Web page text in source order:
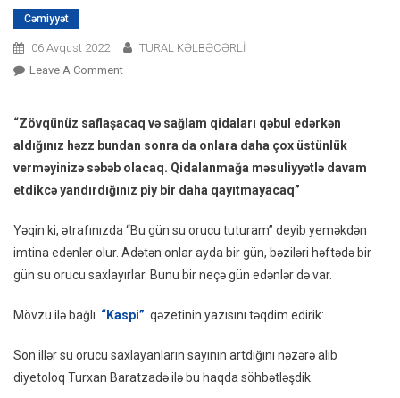
Cəmiyyət
06 Avqust 2022
TURAL KƏLBƏCƏRLİ
Leave A CommentOn
Arıqlamaq
Istəyənlər
Üçün
Mükəmməl
–
Diyetoloqla
MÜSAHİBƏ
FOTO
“Zövqünüz saflaşacaq və sağlam qidaları qəbul edərkən
aldığınız həzz bundan sonra da onlara daha çox üstünlük
verməyinizə səbəb olacaq. Qidalanmağa məsuliyyətlə davam
etdikcə yandırdığınız piy bir daha qayıtmayacaq”
Yəqin ki, ətrafınızda “Bu gün su orucu tuturam” deyib yeməkdən
imtina edənlər olur. Adətən onlar ayda bir gün, bəziləri həftədə bir
gün su orucu saxlayırlar. Bunu bir neçə gün edənlər də var.
Mövzu ilə bağlı “Kaspi” qəzetinin yazısını təqdim edirik:
Son illər su orucu saxlayanların sayının artdığını nəzərə alıb
diyetoloq Turxan Baratzadə ilə bu haqda söhbətləşdik.